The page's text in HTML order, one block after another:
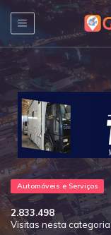
Automóveis e Serviços
2.833.498
Visitas nesta categoria